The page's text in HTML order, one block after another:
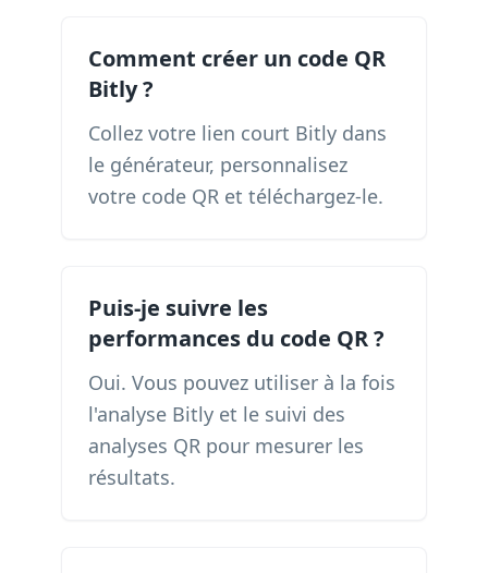
Comment créer un code QR
Bitly ?
Collez votre lien court Bitly dans
le générateur, personnalisez
votre code QR et téléchargez-le.
Puis-je suivre les
performances du code QR ?
Oui. Vous pouvez utiliser à la fois
l'analyse Bitly et le suivi des
analyses QR pour mesurer les
résultats.